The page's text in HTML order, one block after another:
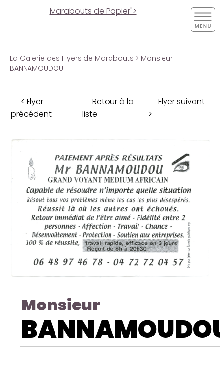
Marabouts de Papier">
La Galerie des Flyers de Marabouts > Monsieur
BANNAMOUDOU
< Flyer
précédent
Retour à la
liste
Flyer suivant
>
Monsieur